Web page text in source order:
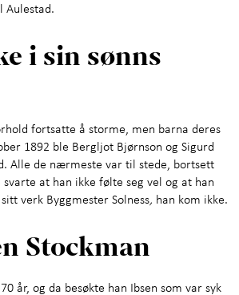
Aulestad.
i sin sønns
fortsatte å storme, men barna deres
1892 ble Bergljot Bjørnson og Sigurd
Alle de nærmeste var til stede, bortsett
at han ikke følte seg vel og at han
verk Byggmester Solness, han kom ikke.
Stockman
år, og da besøkte han Ibsen som var syk